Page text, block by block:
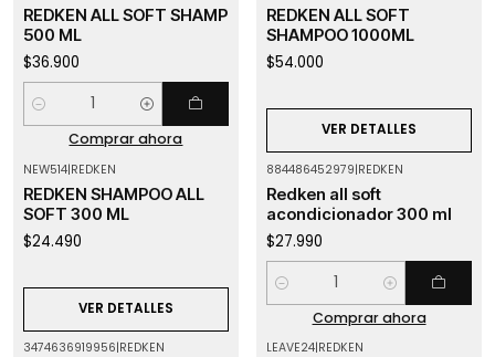
REDKEN ALL SOFT SHAMP
500 ML
$36.900
Cantidad
Comprar ahora
REDKEN ALL SOFT
SHAMPOO 1000ML
$54.000
VER DETALLES
NEW514|REDKEN
REDKEN SHAMPOO ALL
SOFT 300 ML
$24.490
VER DETALLES
884486452979|REDKEN
Redken all soft
acondicionador 300 ml
$27.990
Cantidad
Comprar ahora
3474636919956|REDKEN LEAVE24|REDKEN